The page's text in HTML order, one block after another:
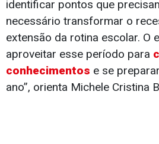
identificar pontos que
necessário transformar o
extensão da rotina escolar. O
aproveitar esse período para
conhecimentos e se
ano”, orienta Michele Cristina